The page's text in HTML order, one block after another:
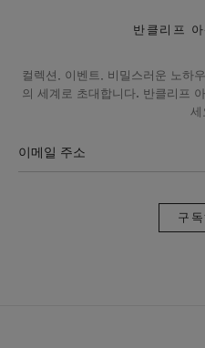
반클리프
컬렉션, 이벤트, 비밀스러운 노하
의 세계로 초대합니다. 반클리프
세
이메일 주소
독